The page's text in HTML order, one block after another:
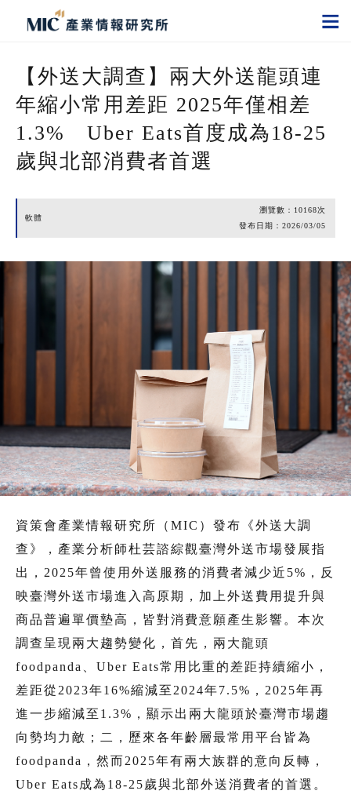
【外送大調查】兩大外送龍頭連
年縮小常用差距 2025年僅相差
1.3% Uber Eats首度成為18-25
歲與北部消費者首選
軟體
瀏覽數： 10168次
發布日期： 2026/03/05
資策會產業情報研究所（MIC）發布《外送大調
查》，產業分析師杜芸諮綜觀臺灣外送市場發展指
出，2025年曾使用外送服務的消費者減少近5%，反
映臺灣外送市場進入高原期，加上外送費用提升與
商品普遍單價墊高，皆對消費意願產生影響。本次
調查呈現兩大趨勢變化，首先，兩大龍頭
foodpanda、Uber Eats常用比重的差距持續縮小，
差距從2023年16%縮減至2024年7.5%，2025年再
進一步縮減至1.3%，顯示出兩大龍頭於臺灣市場趨
向勢均力敵；二，歷來各年齡層最常用平台皆為
foodpanda，然而2025年有兩大族群的意向反轉，
Uber Eats成為18-25歲與北部外送消費者的首選。